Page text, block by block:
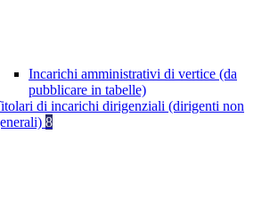
Incarichi amministrativi di vertice (da
pubblicare in tabelle)
di incarichi dirigenziali (dirigenti non
8